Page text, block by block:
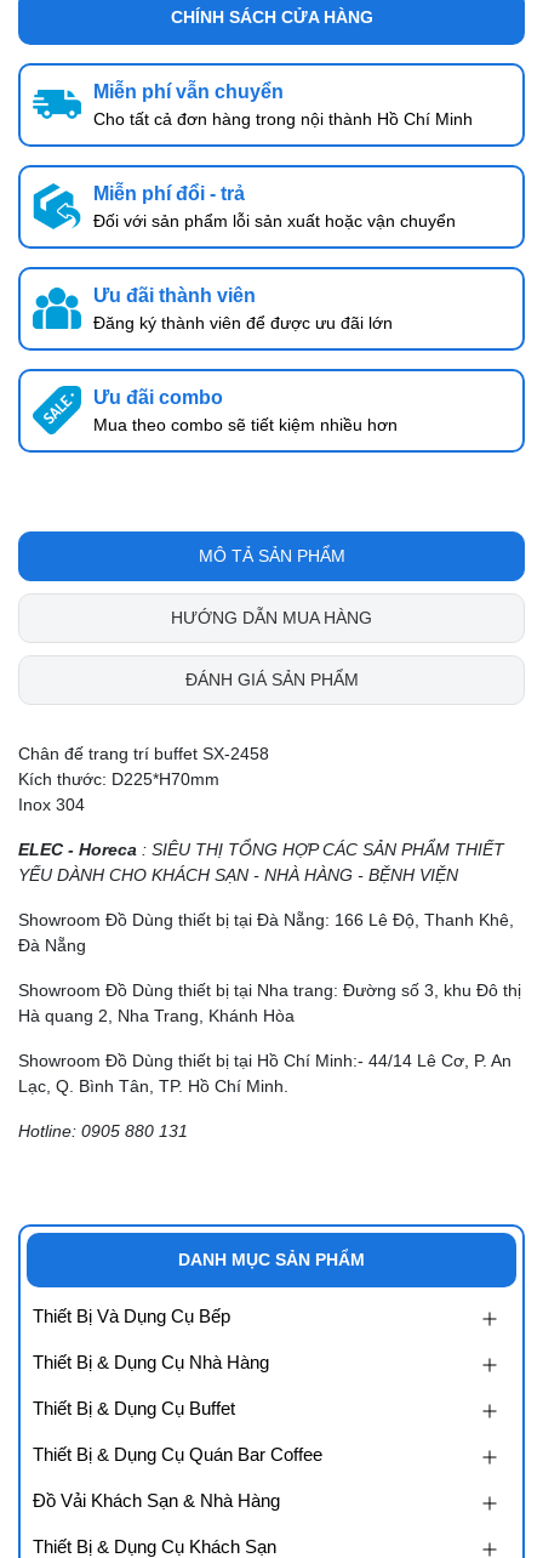
CHÍNH SÁCH CỬA HÀNG
Miễn phí vẫn chuyển
Cho tất cả đơn hàng trong nội thành Hồ Chí Minh
Miễn phí đổi - trả
Đối với sản phẩm lỗi sản xuất hoặc vận chuyển
Ưu đãi thành viên
Đăng ký thành viên để được ưu đãi lớn
Ưu đãi combo
Mua theo combo sẽ tiết kiệm nhiều hơn
MÔ TẢ SẢN PHẨM
HƯỚNG DẪN MUA HÀNG
ĐÁNH GIÁ SẢN PHẨM
Chân đế trang trí buffet SX-2458
Kích thước: D225*H70mm
Inox 304
ELEC - Horeca : SIÊU THỊ TỔNG HỢP CÁC SẢN PHẨM THIẾT
YẾU DÀNH CHO KHÁCH SẠN - NHÀ HÀNG - BỆNH VIỆN
Showroom Đồ Dùng thiết bị tại Đà Nẵng: 166 Lê Độ, Thanh Khê,
Đà Nẵng
Showroom Đồ Dùng thiết bị tại Nha trang: Đường số 3, khu Đô thị
Hà quang 2, Nha Trang, Khánh Hòa
Showroom Đồ Dùng thiết bị tại Hồ Chí Minh:- 44/14 Lê Cơ, P. An
Lạc, Q. Bình Tân, TP. Hồ Chí Minh.
Hotline: 0905 880 131
DANH MỤC SẢN PHẨM
Thiết Bị Và Dụng Cụ Bếp
Thiết Bị & Dụng Cụ Nhà Hàng
Thiết Bị & Dụng Cụ Buffet
Thiết Bị & Dụng Cụ Quán Bar Coffee
Đồ Vải Khách Sạn & Nhà Hàng
Thiết Bị & Dụng Cụ Khách Sạn